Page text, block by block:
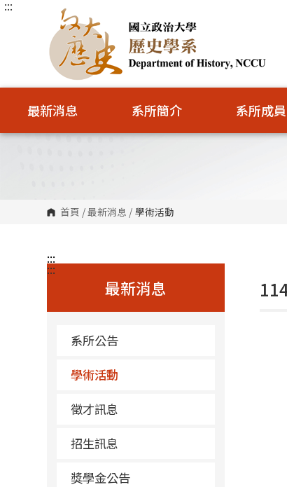
跳
塊
:::
最新消息 系所簡介 系所成員
首頁 /最新消息 / 學術活動
:::
最新消息
系所公告
學術活動
徵才訊息
招生訊息
獎學金公告
:::